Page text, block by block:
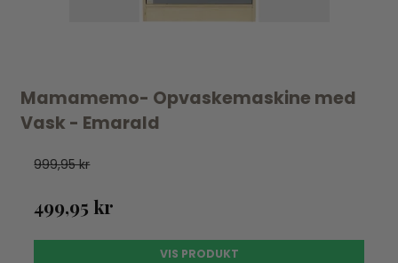
Mamamemo- Opvaskemaskine med
Vask - Emarald
999,95 kr
499,95 kr
VIS PRODUKT